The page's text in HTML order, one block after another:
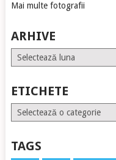
Mai multe fotografii
ARHIVE
Arhive
ETICHETE
Etichete
TAGS